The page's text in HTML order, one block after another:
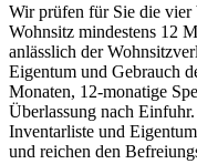
Wir prüfen für Sie die vier
Wohnsitz mindestens 12
anlässlich der
Eigentum und Gebrauch
Monaten, 12-monatige
Überlassung nach
Inventarliste und
und reichen den